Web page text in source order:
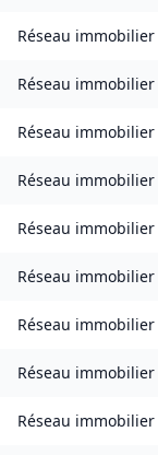
Réseau immobilier
Réseau immobilier
Réseau immobilier
Réseau immobilier
Réseau immobilier
Réseau immobilier
Réseau immobilier
Réseau immobilier
Réseau immobilier